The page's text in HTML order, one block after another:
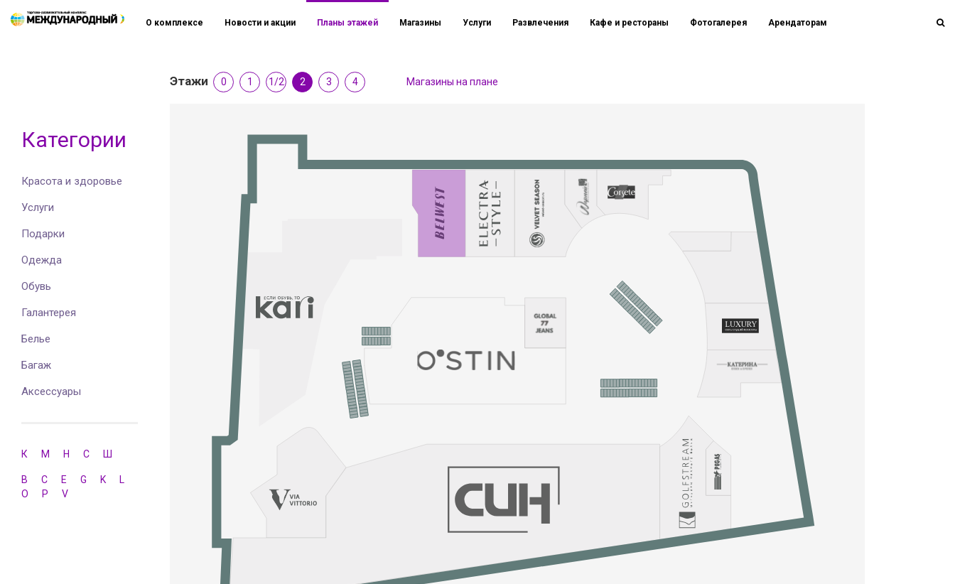
Категории
Красота и здоровье
Услуги
Подарки
Одежда
Обувь
Галантерея
Белье
Багаж
Аксессуары
К М Н С Ш
B C E G K
L
O
P V
О комплексе Новости и акции Планы этажей Магазины Услуги Развлечения Кафе и рестораны Фотогалерея Арендаторам
Этажи 0 1 1/2 2 3 4 Магазины на плане